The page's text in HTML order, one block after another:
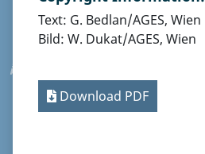
Text: G. Bedlan/AGES, Wien
Bild: W. Dukat/AGES, Wien
Download PDF